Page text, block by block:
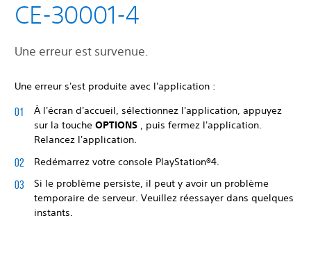
CE-30001-4
Une erreur est survenue.
Une erreur s'est produite avec l'application :
À l'écran d'accueil, sélectionnez l'application, appuyez
sur la touche OPTIONS , puis fermez l'application.
Relancez l'application.
Redémarrez votre console PlayStation®4.
Si le problème persiste, il peut y avoir un problème
temporaire de serveur. Veuillez réessayer dans quelques
instants.